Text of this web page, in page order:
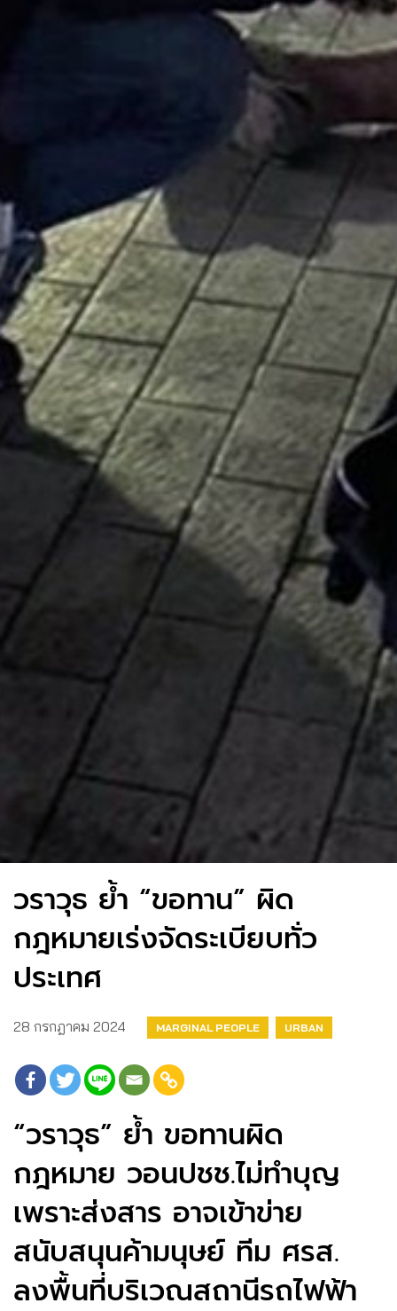
วราวุธ ย้ำ “ขอทาน” ผิด
กฎหมายเร่งจัดระเบียบทั่ว
ประเทศ
28 กรกฎาคม 2024 MARGINAL PEOPLE URBAN
“วราวุธ” ย้ำ ขอทานผิด
กฎหมาย วอนปชช.ไม่ทำบุญ
เพราะส่งสาร อาจเข้าข่าย
สนับสนุนค้ามนุษย์ ทีม ศรส.
ลงพื้นที่บริเวณสถานีรถไฟฟ้า